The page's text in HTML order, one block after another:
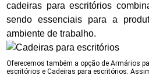
cadeiras para escritórios
sendo essenciais para a
ambiente de trabalho.
Oferecemos também a opção de Armários
escritórios e Cadeiras para escritórios.